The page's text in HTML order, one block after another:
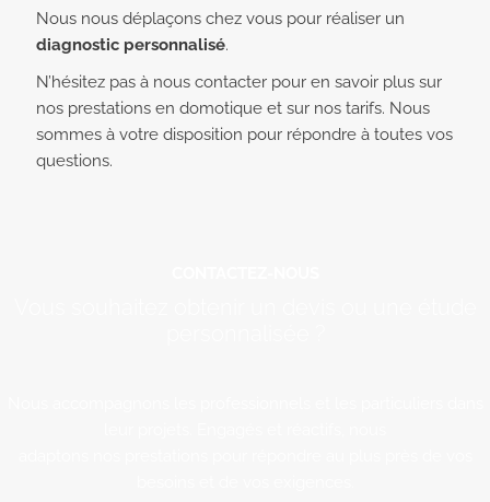
Nous nous déplaçons chez vous pour réaliser un
diagnostic personnalisé.
N’hésitez pas à nous contacter pour en savoir plus sur
nos prestations en domotique et sur nos tarifs. Nous
sommes à votre disposition pour répondre à toutes vos
questions.